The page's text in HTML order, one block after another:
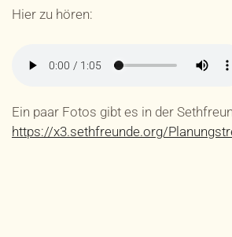
Hier zu hören:
Ein paar Fotos gibt es in der
https://x3.sethfreunde.org/